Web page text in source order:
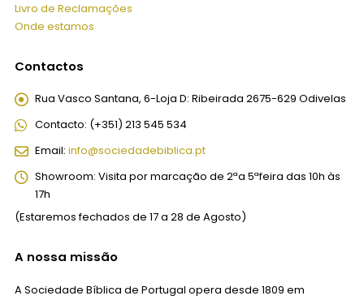
Livro de Reclamações
Onde estamos
Contactos
Rua Vasco Santana, 6-Loja D: Ribeirada 2675-629 Odivelas
Contacto: (+351) 213 545 534
Email: info@sociedadebiblica.pt
Showroom: Visita por marcação de 2ªa 5ªfeira das 10h às
17h
(Estaremos fechados de 17 a 28 de Agosto)
A nossa missão
A Sociedade Bíblica de Portugal opera desde 1809 em